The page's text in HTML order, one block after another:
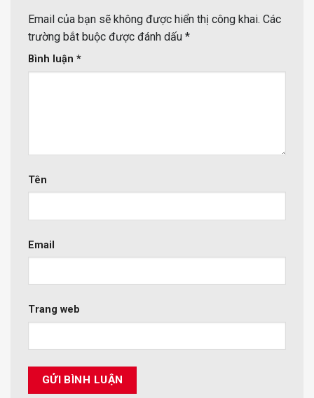
Email của bạn sẽ không được hiển thị công khai. Các
trường bắt buộc được đánh dấu *
Bình luận *
Tên
Email
Trang web